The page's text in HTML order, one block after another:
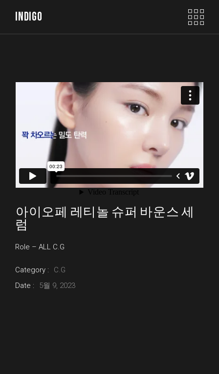
INDIGO
아이오페 레티놀 슈퍼 바운스 세
럼
Role – ALL C.G
Category :
C.G
Date :
5월 9, 2023